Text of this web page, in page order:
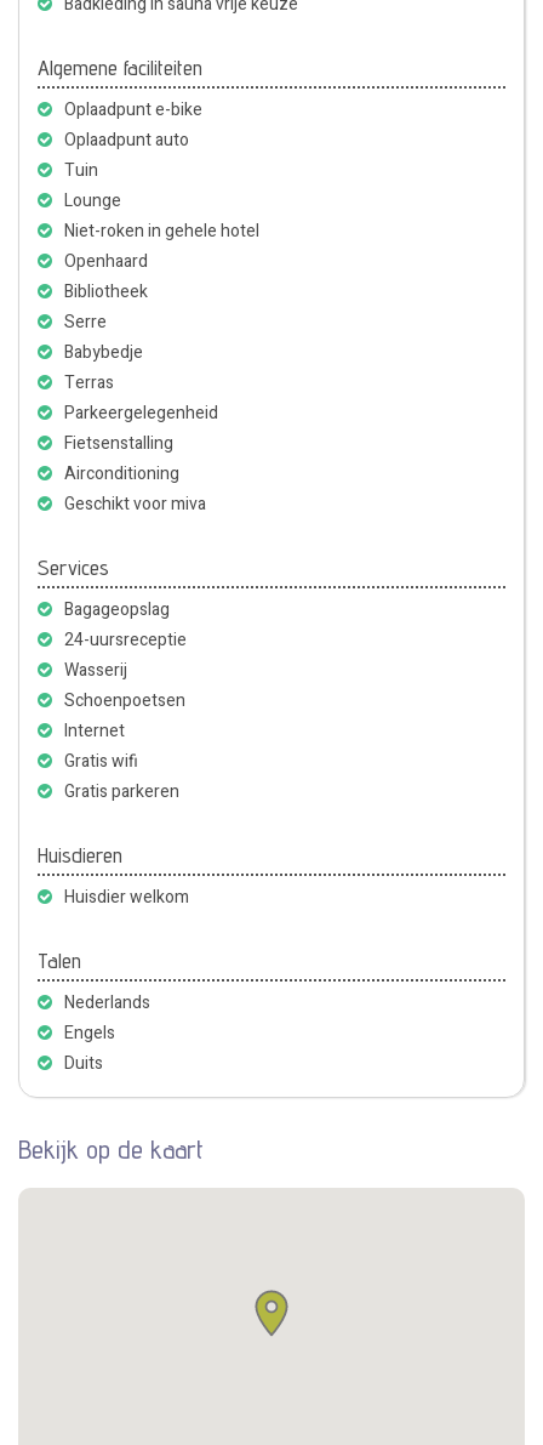
Algemene faciliteiten
Oplaadpunt e-bike
Oplaadpunt auto
Tuin
Lounge
Niet-roken in gehele hotel
Openhaard
Bibliotheek
Serre
Babybedje
Terras
Parkeergelegenheid
Fietsenstalling
Airconditioning
Geschikt voor miva
Services
Bagageopslag
24-uursreceptie
Wasserij
Schoenpoetsen
Internet
Gratis wifi
Gratis parkeren
Huisdieren
Huisdier welkom
Talen
Nederlands
Engels
Duits
Bekijk op de kaart